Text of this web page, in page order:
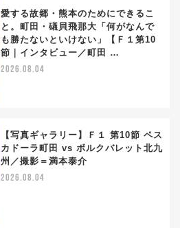
愛する故郷・熊本のためにできるこ
と。町田・礒貝飛那大「何がなんで
も勝たないといけない」【Ｆ１第10
節｜インタビュー／町田 …
2026.08.04
【写真ギャラリー】Ｆ１ 第10節 ペス
カドーラ町田 vs ボルクバレット北九
州／撮影＝満本泰介
2026.08.04